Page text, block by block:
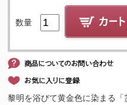
数量
黎明を浴びて黄金色に染まる